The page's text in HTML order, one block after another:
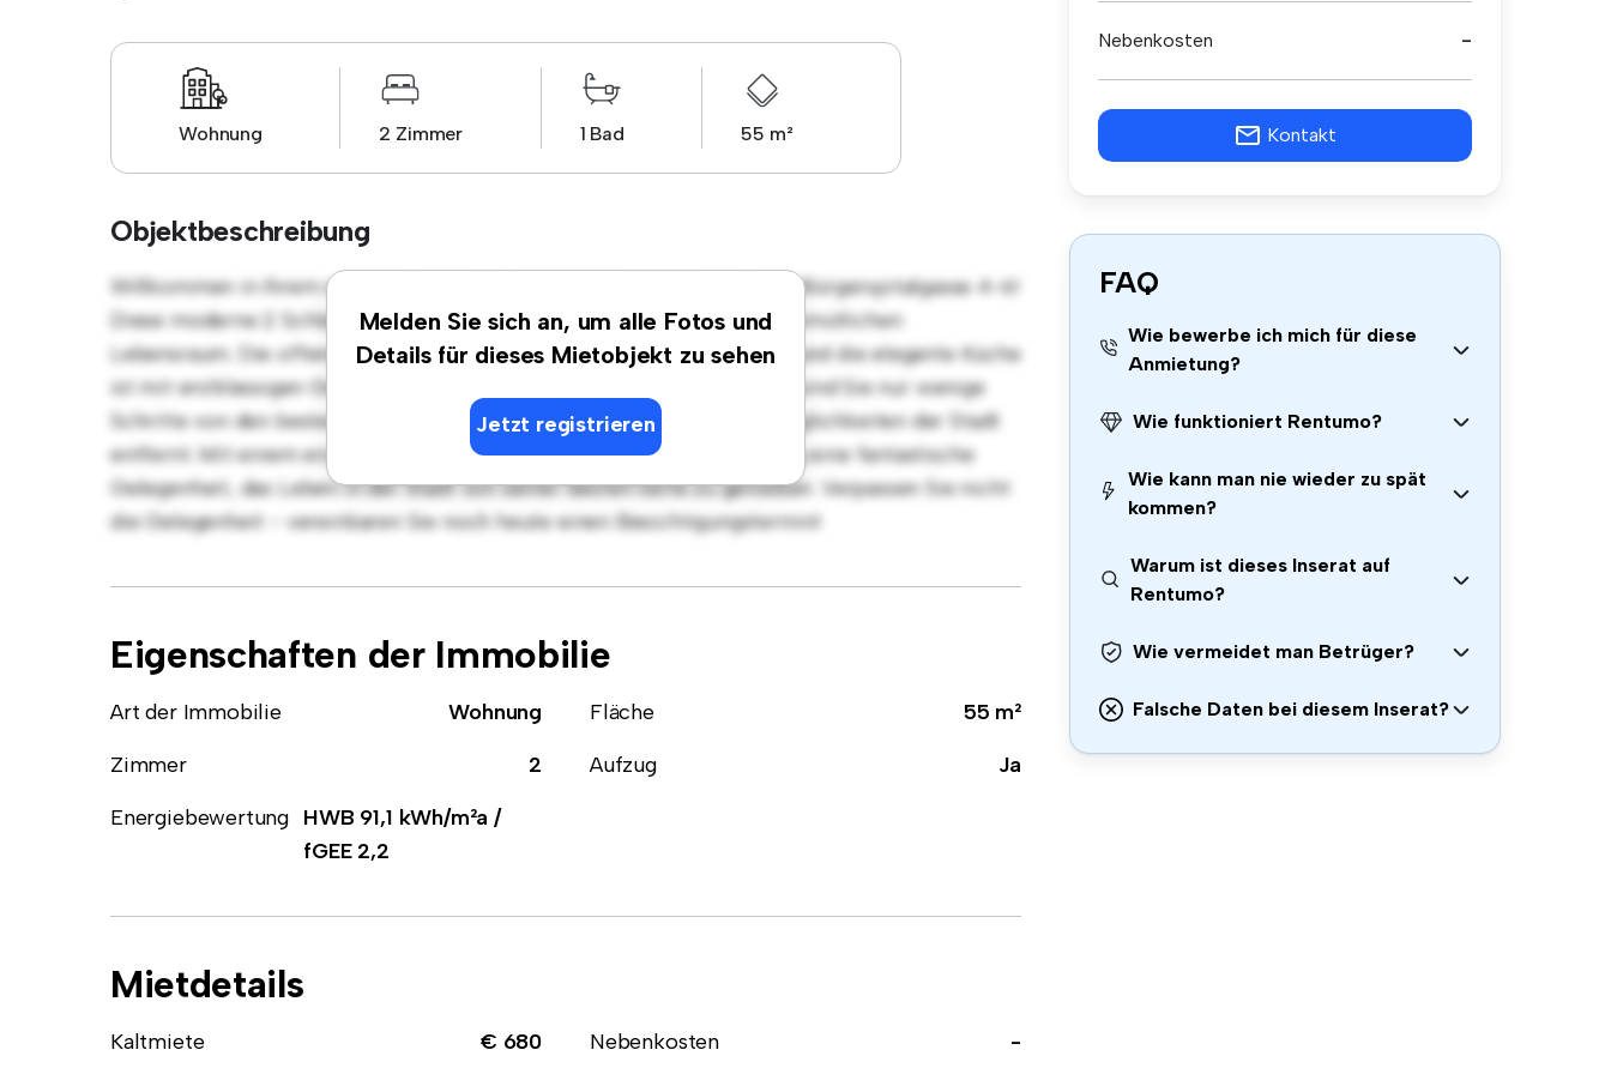
Wohnung 2 Zimmer 1 Bad 55 m²
Objektbeschreibung
Melden Sie sich an, um alle Fotos und
Details für dieses Mietobjekt zu sehen
Jetzt registrieren
Willkommen in Ihrem neuen urbanen Rückzugsort in 3730 Eggenburg, Bürgerspitalgasse 4-6!
Diese moderne 2 Schlafzimmer-Wohnung bietet einen stilvollen und gemütlichen
Lebensraum. Die offene Raumaufteilung eignet sich perfekt für Gäste, und die elegante Küche
ist mit erstklassigen Geräten ausgestattet. Dank der erstklassigen Lage sind Sie nur wenige
Schritte von den besten Restaurants, Geschäften und Unterhaltungsmöglichkeiten der Stadt
entfernt. Mit einem erschwinglichen Preis von € 680 ist diese Wohnung eine fantastische
Gelegenheit, das Leben in der Stadt von seiner besten Seite zu genießen. Verpassen Sie nicht
die Gelegenheit - vereinbaren Sie noch heute einen Besichtigungstermin!
Eigenschaften der Immobilie
Art der Immobilie Wohnung Fläche
55 m²
Zimmer
2 Aufzug
Ja
Energiebewertung HWB 91,1 kWh/m²a /
fGEE 2,2
Mietdetails
Kaltmiete € 680 Nebenkosten
-
Nebenkosten -
Kontakt
FAQ
Wie bewerbe ich mich für diese
Anmietung?
Wie funktioniert Rentumo?
Wie kann man nie wieder zu spät
kommen?
Warum ist dieses Inserat auf
Rentumo?
Wie vermeidet man Betrüger?
Falsche Daten bei diesem Inserat?